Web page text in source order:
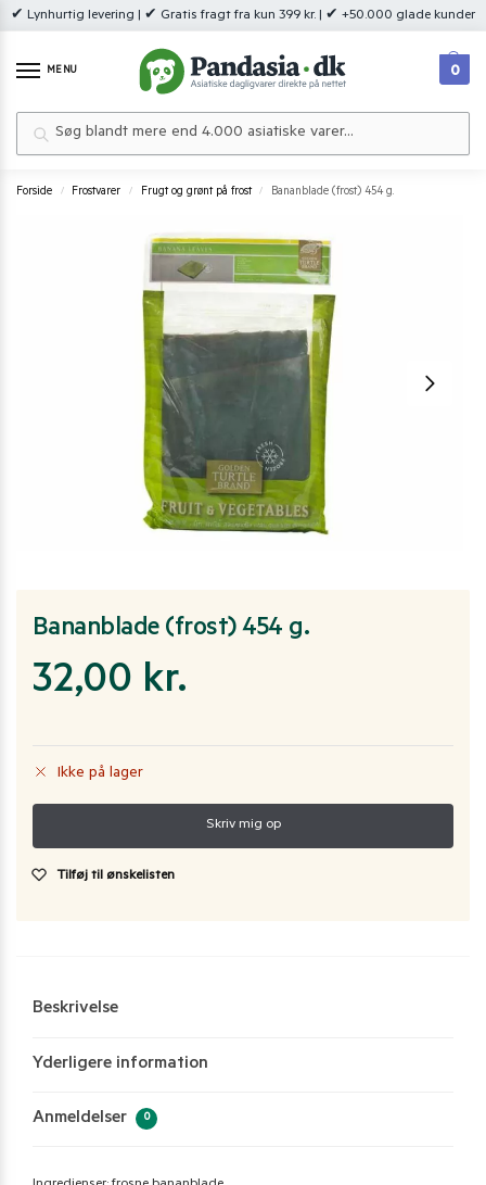
✔ Lynhurtig levering | ✔ Gratis fragt fra kun 399 kr. | ✔ +50.000 glade kunder
MENU 0
Forside / Frostvarer / Frugt og grønt på frost / Bananblade (frost) 454 g.
Bananblade (frost) 454 g.
32,00 kr.
Ikke på lager
Tilføj til ønskelisten
Beskrivelse
Yderligere information
Anmeldelser 0